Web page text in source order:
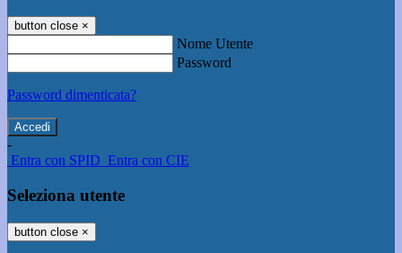
button close ×
Nome Utente
Password
Password dimenticata?
-
Entra con SPID Entra con CIE
Seleziona utente
button close ×